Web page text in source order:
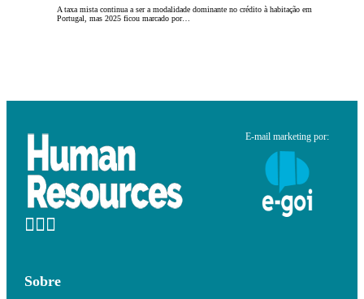
A taxa mista continua a ser a modalidade dominante no crédito à habitação em
Portugal, mas 2025 ficou marcado por…
E-mail marketing por:
Sobre